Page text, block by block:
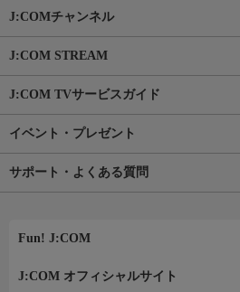
J:COMチャンネル
J:COM STREAM
J:COM TVサービスガイド
イベント・プレゼント
サポート・よくある質問
Fun! J:COM
J:COM オフィシャルサイト